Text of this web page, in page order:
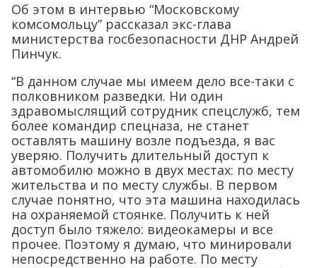
Об этом в интервью “Московскому
комсомольцу” рассказал экс-глава
министерства госбезопасности ДНР Андрей
Пинчук.
“В данном случае мы имеем дело все-таки с
полковником разведки. Ни один
здравомыслящий сотрудник спецслужб, тем
более командир спецназа, не станет
оставлять машину возле подъезда, я вас
уверяю. Получить длительный доступ к
автомобилю можно в двух местах: по месту
жительства и по месту службы. В первом
случае понятно, что эта машина находилась
на охраняемой стоянке. Получить к ней
доступ было тяжело: видеокамеры и все
прочее. Поэтому я думаю, что минировали
непосредственно на работе. По месту